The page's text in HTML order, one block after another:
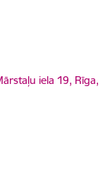
iela 19, Rīga,